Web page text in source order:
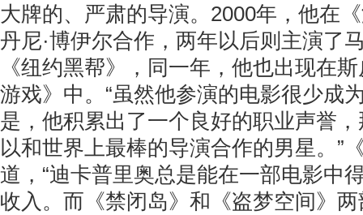
大牌的、严肃的导演。2000年，他在
丹尼·博伊尔合作，两年以后则主演了
《纽约黑帮》，同一年，他也出现在
游戏》中。“虽然他参演的电影很少成
是，他积累出了一个良好的职业声誉
以和世界上最棒的导演合作的男星。”
道，“迪卡普里奥总是能在一部电影中
收入。而《禁闭岛》和《盗梦空间》